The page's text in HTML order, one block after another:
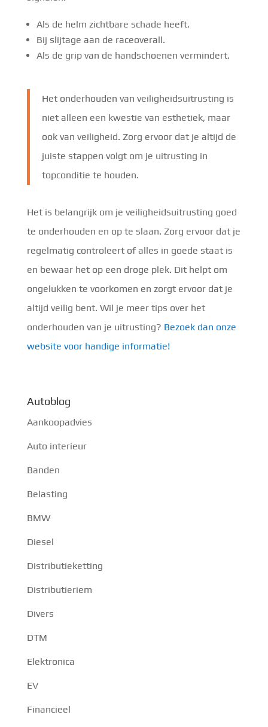
Als de helm zichtbare schade heeft.
Bij slijtage aan de raceoverall.
Als de grip van de handschoenen vermindert.
Het onderhouden van veiligheidsuitrusting is
niet alleen een kwestie van esthetiek, maar
ook van veiligheid. Zorg ervoor dat je altijd de
juiste stappen volgt om je uitrusting in
topconditie te houden.
Het is belangrijk om je veiligheidsuitrusting goed
te onderhouden en op te slaan. Zorg ervoor dat je
regelmatig controleert of alles in goede staat is
en bewaar het op een droge plek. Dit helpt om
ongelukken te voorkomen en zorgt ervoor dat je
altijd veilig bent. Wil je meer tips over het
onderhouden van je uitrusting? Bezoek dan onze
website voor handige informatie!
Autoblog
Aankoopadvies
Auto interieur
Banden
Belasting
BMW
Diesel
Distributieketting
Distributieriem
Divers
DTM
Elektronica
EV
Financieel